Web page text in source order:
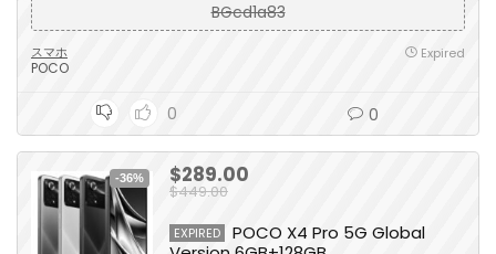
BGcd1a83
スマホ
POCO
Expired
0 0
-36% $289.00
$449.00
EXPIRED
POCO X4 Pro 5G Global